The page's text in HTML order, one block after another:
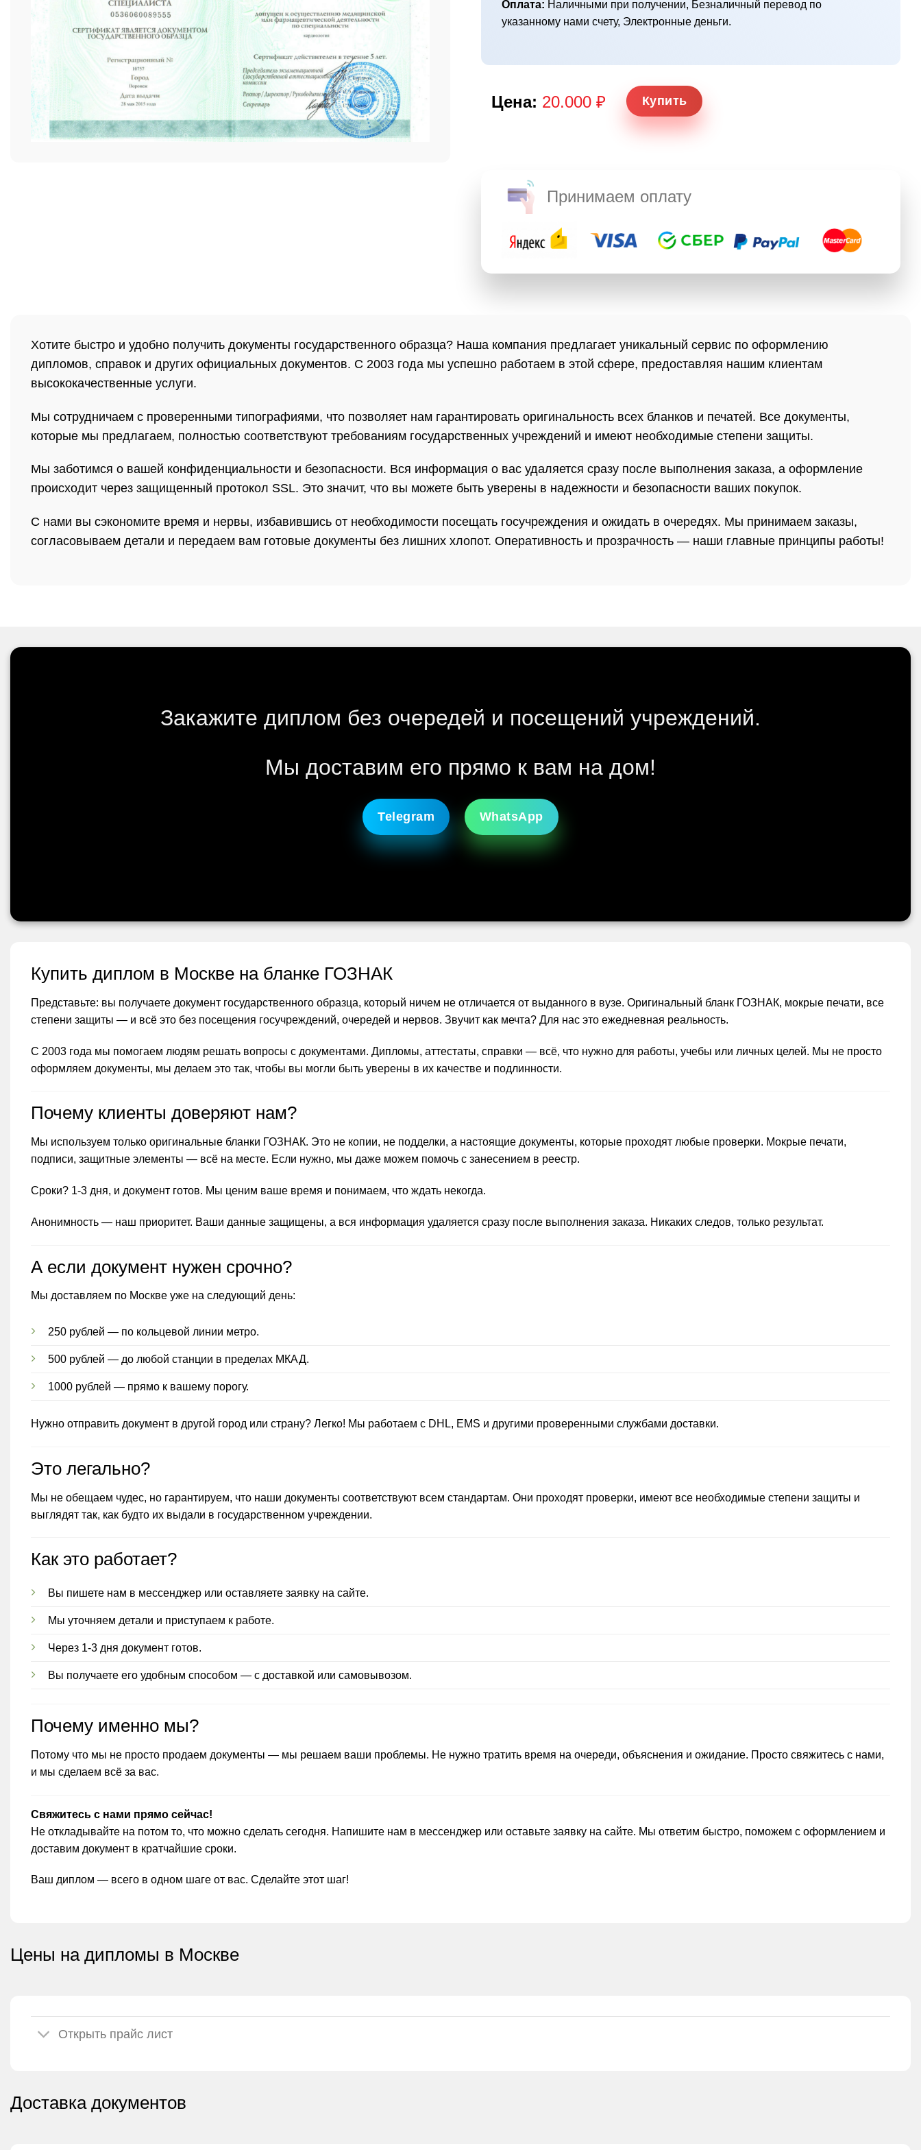
Оплата: Наличными при получении, Безналичный перевод по
указанному нами счету, Электронные деньги.
Цена: 20.000 ₽ Купить
Принимаем оплату
Хотите быстро и удобно получить документы государственного образца? Наша компания предлагает уникальный сервис по оформлению
дипломов, справок и других официальных документов. С 2003 года мы успешно работаем в этой сфере, предоставляя нашим клиентам
высококачественные услуги.
Мы сотрудничаем с проверенными типографиями, что позволяет нам гарантировать оригинальность всех бланков и печатей. Все документы,
которые мы предлагаем, полностью соответствуют требованиям государственных учреждений и имеют необходимые степени защиты.
Мы заботимся о вашей конфиденциальности и безопасности. Вся информация о вас удаляется сразу после выполнения заказа, а оформление
происходит через защищенный протокол SSL. Это значит, что вы можете быть уверены в надежности и безопасности ваших покупок.
С нами вы сэкономите время и нервы, избавившись от необходимости посещать госучреждения и ожидать в очередях. Мы принимаем заказы,
согласовываем детали и передаем вам готовые документы без лишних хлопот. Оперативность и прозрачность — наши главные принципы работы!
Закажите диплом без очередей и посещений учреждений.
Мы доставим его прямо к вам на дом!
Telegram WhatsApp
Купить диплом в Москве на бланке ГОЗНАК
Представьте: вы получаете документ государственного образца, который ничем не отличается от выданного в вузе. Оригинальный бланк ГОЗНАК, мокрые печати, все
степени защиты — и всё это без посещения госучреждений, очередей и нервов. Звучит как мечта? Для нас это ежедневная реальность.
С 2003 года мы помогаем людям решать вопросы с документами. Дипломы, аттестаты, справки — всё, что нужно для работы, учебы или личных целей. Мы не просто
оформляем документы, мы делаем это так, чтобы вы могли быть уверены в их качестве и подлинности.
Почему клиенты доверяют нам?
Мы используем только оригинальные бланки ГОЗНАК. Это не копии, не подделки, а настоящие документы, которые проходят любые проверки. Мокрые печати,
подписи, защитные элементы — всё на месте. Если нужно, мы даже можем помочь с занесением в реестр.
Сроки? 1-3 дня, и документ готов. Мы ценим ваше время и понимаем, что ждать некогда.
Анонимность — наш приоритет. Ваши данные защищены, а вся информация удаляется сразу после выполнения заказа. Никаких следов, только результат.
А если документ нужен срочно?
Мы доставляем по Москве уже на следующий день:
250 рублей — по кольцевой линии метро.
500 рублей — до любой станции в пределах МКАД.
1000 рублей — прямо к вашему порогу.
Нужно отправить документ в другой город или страну? Легко! Мы работаем с DHL, EMS и другими проверенными службами доставки.
Это легально?
Мы не обещаем чудес, но гарантируем, что наши документы соответствуют всем стандартам. Они проходят проверки, имеют все необходимые степени защиты и
выглядят так, как будто их выдали в государственном учреждении.
Как это работает?
Вы пишете нам в мессенджер или оставляете заявку на сайте.
Мы уточняем детали и приступаем к работе.
Через 1-3 дня документ готов.
Вы получаете его удобным способом — с доставкой или самовывозом.
Почему именно мы?
Потому что мы не просто продаем документы — мы решаем ваши проблемы. Не нужно тратить время на очереди, объяснения и ожидание. Просто свяжитесь с нами,
и мы сделаем всё за вас.
Свяжитесь с нами прямо сейчас!
Не откладывайте на потом то, что можно сделать сегодня. Напишите нам в мессенджер или оставьте заявку на сайте. Мы ответим быстро, поможем с оформлением и
доставим документ в кратчайшие сроки.
Ваш диплом — всего в одном шаге от вас. Сделайте этот шаг!
Цены на дипломы в Москве
Открыть прайс лист
Доставка документов